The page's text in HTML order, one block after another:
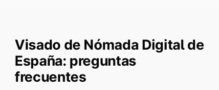
Visado de Nómada Digital de
España: preguntas
frecuentes